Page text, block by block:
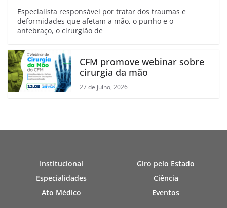
Especialista responsável por tratar dos traumas e
deformidades que afetam a mão, o punho e o
antebraço, o cirurgião de
CFM promove webinar sobre
cirurgia da mão
27 de julho, 2026
Institucional
Especialidades
Ato Médico
Giro pelo Estado
Ciência
Eventos